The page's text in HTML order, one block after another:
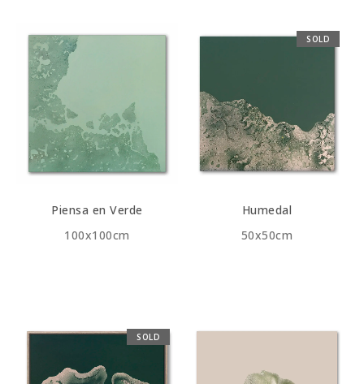
100x100cm
Piensa en Verde
SOLD
50x50cm
Humedal
SOLD